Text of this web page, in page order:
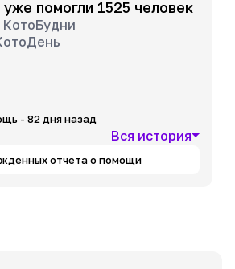
помогли 1525 человек
КотоБудни
- 82 дня назад
Вся история
отчета о помощи